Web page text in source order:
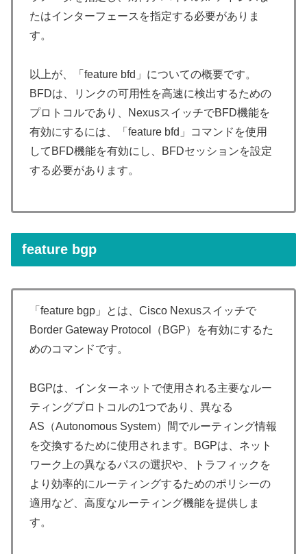
たはインターフェースを指定する必要がありま
す。
以上が、「feature bfd」についての概要です。
BFDは、リンクの可用性を高速に検出するための
プロトコルであり、NexusスイッチでBFD機能を
有効にするには、「feature bfd」コマンドを使用
してBFD機能を有効にし、BFDセッションを設定
する必要があります。
feature bgp
「feature bgp」とは、Cisco Nexusスイッチで
Border Gateway Protocol（BGP）を有効にするた
めのコマンドです。
BGPは、インターネットで使用される主要なルー
ティングプロトコルの1つであり、異なる
AS（Autonomous System）間でルーティング情報
を交換するために使用されます。BGPは、ネット
ワーク上の異なるパスの選択や、トラフィックを
より効率的にルーティングするためのポリシーの
適用など、高度なルーティング機能を提供しま
す。